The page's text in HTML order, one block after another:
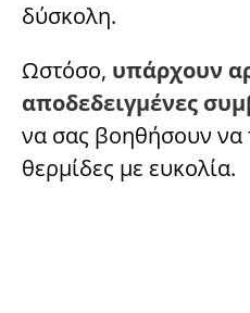
δύσκολη.
Ωστόσο, υπάρχουν
αποδεδειγμένες
να σας βοηθήσουν να
θερμίδες με ευκολία.